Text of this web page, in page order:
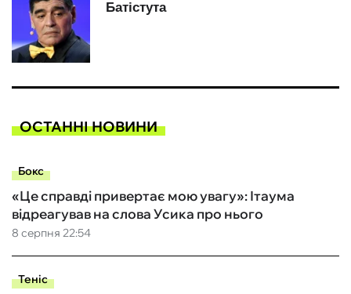
ОСТАННІ НОВИНИ
Бокс
8 серпня 22:54
«Це справді привертає мою увагу»: Ітаума
відреагував на слова Усика про нього
Теніс